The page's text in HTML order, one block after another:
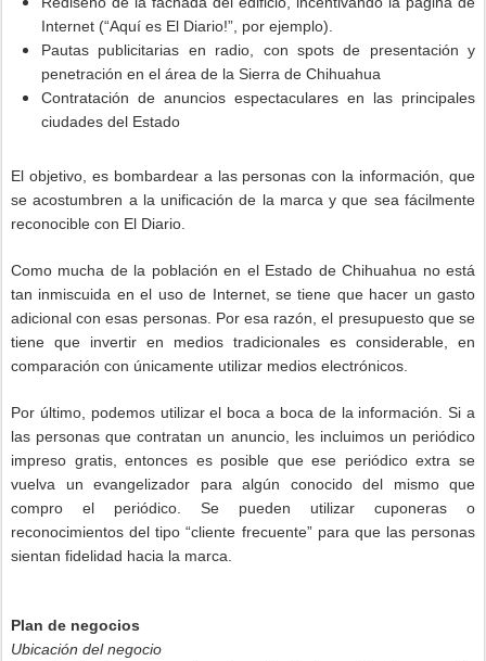
Internet (“Aquí es El Diario!”, por ejemplo).
Pautas publicitarias en radio, con spots de presentación y
penetración en el área de la Sierra de Chihuahua
Contratación de anuncios espectaculares en las principales
ciudades del Estado
El objetivo, es bombardear a las personas con la información, que
se acostumbren a la unificación de la marca y que sea fácilmente
reconocible con El Diario.
Como mucha de la población en el Estado de Chihuahua no está
tan inmiscuida en el uso de Internet, se tiene que hacer un gasto
adicional con esas personas. Por esa razón, el presupuesto que se
tiene que invertir en medios tradicionales es considerable, en
comparación con únicamente utilizar medios electrónicos.
Por último, podemos utilizar el boca a boca de la información. Si a
las personas que contratan un anuncio, les incluimos un periódico
impreso gratis, entonces es posible que ese periódico extra se
vuelva un evangelizador para algún conocido del mismo que
compro el periódico. Se pueden utilizar cuponeras o
reconocimientos del tipo “cliente frecuente” para que las personas
sientan fidelidad hacia la marca.
Plan de negocios
Ubicación del negocio